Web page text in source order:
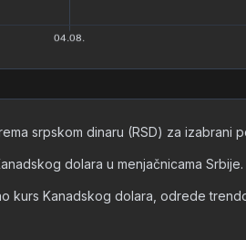
srpskom dinaru (RSD) za izabrani
dolara u menjačnicama Srbije.
Kanadskog dolara, odrede